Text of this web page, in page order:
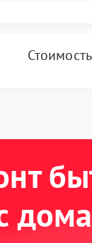
дома